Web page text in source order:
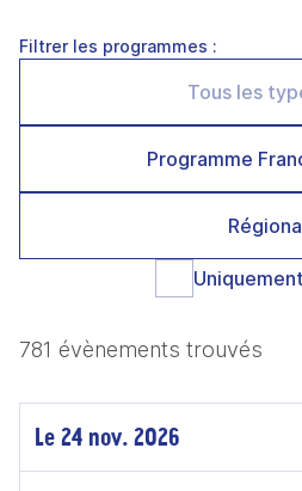
Filtrer les programmes :
Programme
781 évènements trouvés
Le 24 nov. 2026